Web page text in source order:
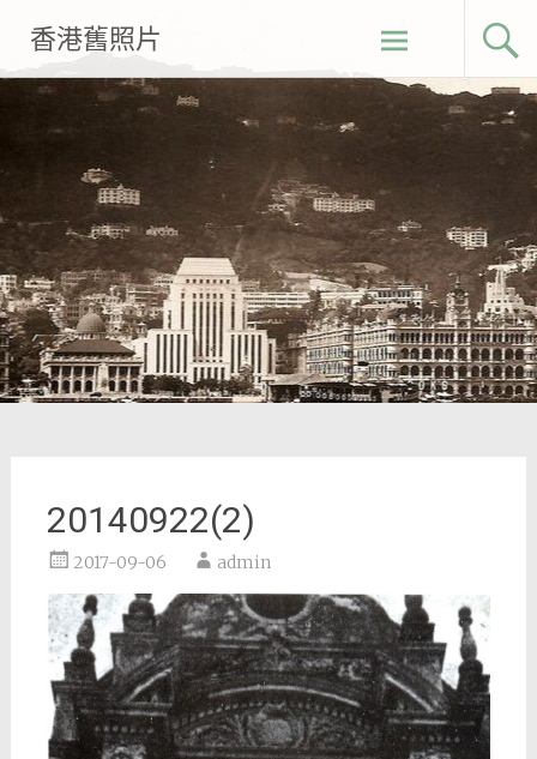
content
香港舊照片
20140922(2)
2017-09-06 admin